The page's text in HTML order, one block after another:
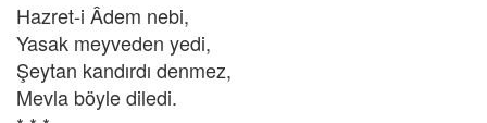
Hazret-i Âdem nebi,
Yasak meyveden yedi,
Şeytan kandırdı denmez,
Mevla böyle diledi.